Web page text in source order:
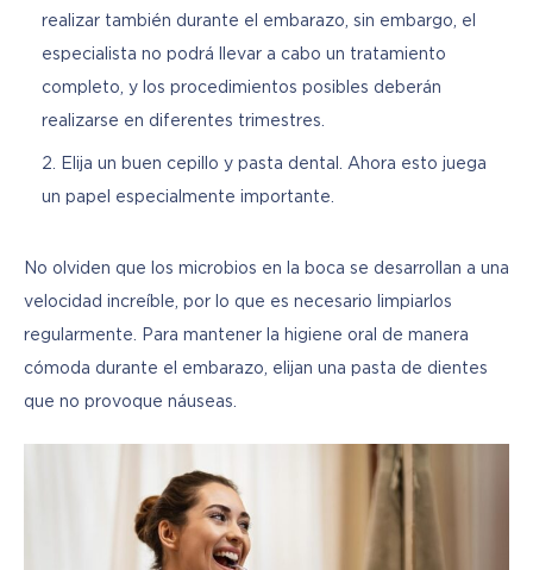
realizar también durante el embarazo, sin embargo, el
especialista no podrá llevar a cabo un tratamiento
completo, y los procedimientos posibles deberán
realizarse en diferentes trimestres.
Elija un buen cepillo y pasta dental. Ahora esto juega
un papel especialmente importante.
No olviden que los microbios en la boca se desarrollan a una
velocidad increíble, por lo que es necesario limpiarlos
regularmente. Para mantener la higiene oral de manera
cómoda durante el embarazo, elijan una pasta de dientes
que no provoque náuseas.